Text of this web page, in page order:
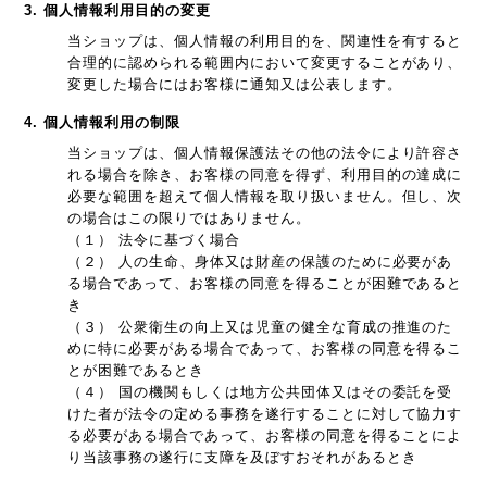
3. 個人情報利用目的の変更
当ショップは、個人情報の利用目的を、関連性を有すると
合理的に認められる範囲内において変更することがあり、
変更した場合にはお客様に通知又は公表します。
4. 個人情報利用の制限
当ショップは、個人情報保護法その他の法令により許容さ
れる場合を除き、お客様の同意を得ず、利用目的の達成に
必要な範囲を超えて個人情報を取り扱いません。但し、次
の場合はこの限りではありません。
（１） 法令に基づく場合
（２） 人の生命、身体又は財産の保護のために必要があ
る場合であって、お客様の同意を得ることが困難であると
き
（３） 公衆衛生の向上又は児童の健全な育成の推進のた
めに特に必要がある場合であって、お客様の同意を得るこ
とが困難であるとき
（４） 国の機関もしくは地方公共団体又はその委託を受
けた者が法令の定める事務を遂行することに対して協力す
る必要がある場合であって、お客様の同意を得ることによ
り当該事務の遂行に支障を及ぼすおそれがあるとき